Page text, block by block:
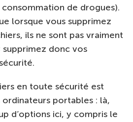
de drogues).
lorsque vous supprimez
ils ne sont pas vraiment
supprimez donc vos
en toute sécurité est
ordinateurs portables : là,
d’options ici, y compris le